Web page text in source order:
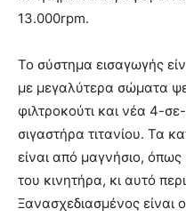
13.000rpm.
Το σύστημα εισαγωγής
με μεγαλύτερα σώματα
φιλτροκούτι και νέα 4-
σιγαστήρα τιτανίου. Τα
είναι από μαγνήσιο,
του κινητήρα, κι αυτό
Ξανασχεδιασμένος είναι